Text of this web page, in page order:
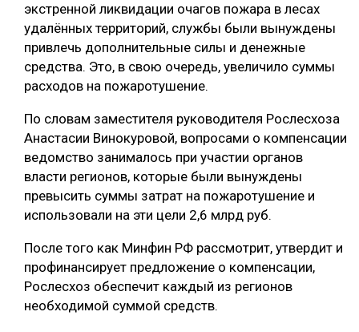
ЛЕСОПИЛЕНИЕ
ДЕРЕВЯННОЕ ДОМОСТРОЕНИЕ
БЕЗОПАСНОЕ ПРОИЗВОДСТВО
СОРТИРОВКА ДРЕВЕСИНЫ
СУШКА ДРЕВЕСИНЫ
экстренной ликвидации очагов пожара в лесах
удалённых территорий, службы были вынуждены
привлечь дополнительные силы и денежные
средства. Это, в свою очередь, увеличило суммы
расходов на пожаротушение.
По словам заместителя руководителя Рослесхоза
Анастасии Винокуровой, вопросами о компенсации
ведомство занималось при участии органов
власти регионов, которые были вынуждены
превысить суммы затрат на пожаротушение и
использовали на эти цели 2,6 млрд руб.
После того как Минфин РФ рассмотрит, утвердит и
профинансирует предложение о компенсации,
Рослесхоз обеспечит каждый из регионов
необходимой суммой средств.